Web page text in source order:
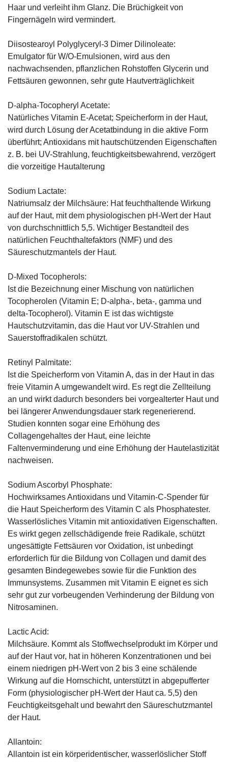
Haar und verleiht ihm Glanz. Die Brüchigkeit von
Fingernägeln wird vermindert.
Diisostearoyl Polyglyceryl-3 Dimer Dilinoleate:
Emulgator für W/O-Emulsionen, wird aus den
nachwachsenden, pflanzlichen Rohstoffen Glycerin und
Fettsäuren gewonnen, sehr gute Hautverträglichkeit
D-alpha-Tocopheryl Acetate:
Natürliches Vitamin E-Acetat; Speicherform in der Haut,
wird durch Lösung der Acetatbindung in die aktive Form
überführt; Antioxidans mit hautschützenden Eigenschaften
z. B. bei UV-Strahlung, feuchtigkeitsbewahrend, verzögert
die vorzeitige Hautalterung
Sodium Lactate:
Natriumsalz der Milchsäure: Hat feuchthaltende Wirkung
auf der Haut, mit dem physiologischen pH-Wert der Haut
von durchschnittlich 5,5. Wichtiger Bestandteil des
natürlichen Feuchthaltefaktors (NMF) und des
Säureschutzmantels der Haut.
D-Mixed Tocopherols:
Ist die Bezeichnung einer Mischung von natürlichen
Tocopherolen (Vitamin E; D-alpha-, beta-, gamma und
delta-Tocopherol). Vitamin E ist das wichtigste
Hautschutzvitamin, das die Haut vor UV-Strahlen und
Sauerstoffradikalen schützt.
Retinyl Palmitate:
Ist die Speicherform von Vitamin A, das in der Haut in das
freie Vitamin A umgewandelt wird. Es regt die Zellteilung
an und wirkt dadurch besonders bei vorgealterter Haut und
bei längerer Anwendungsdauer stark regenerierend.
Studien konnten sogar eine Erhöhung des
Collagengehaltes der Haut, eine leichte
Faltenverminderung und eine Erhöhung der Hautelastizität
nachweisen.
Sodium Ascorbyl Phosphate:
Hochwirksames Antioxidans und Vitamin-C-Spender für
die Haut Speicherform des Vitamin C als Phosphatester.
Wasserlösliches Vitamin mit antioxidativen Eigenschaften.
Es wirkt gegen zellschädigende freie Radikale, schützt
ungesättigte Fettsäuren vor Oxidation, ist unbedingt
erforderlich für die Bildung von Collagen und damit des
gesamten Bindegewebes sowie für die Funktion des
Immunsystems. Zusammen mit Vitamin E eignet es sich
sehr gut zur vorbeugenden Verhinderung der Bildung von
Nitrosaminen.
Lactic Acid:
Milchsäure. Kommt als Stoffwechselprodukt im Körper und
auf der Haut vor, hat in höheren Konzentrationen und bei
einem niedrigen pH-Wert von 2 bis 3 eine schälende
Wirkung auf die Hornschicht, unterstützt in abgepufferter
Form (physiologischer pH-Wert der Haut ca. 5,5) den
Feuchtigkeitsgehalt und bewahrt den Säureschutzmantel
der Haut.
Allantoin:
Allantoin ist ein körperidentischer, wasserlöslicher Stoff